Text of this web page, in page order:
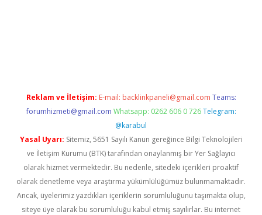
Reklam ve İletişim: E-mail: backlinkpaneli@gmail.com Teams:
forumhizmeti@gmail.com Whatsapp: 0262 606 0 726 Telegram:
@karabul
Yasal Uyarı: Sitemiz, 5651 Sayılı Kanun gereğince Bilgi Teknolojileri
ve İletişim Kurumu (BTK) tarafından onaylanmış bir Yer Sağlayıcı
olarak hizmet vermektedir. Bu nedenle, sitedeki içerikleri proaktif
olarak denetleme veya araştırma yükümlülüğümüz bulunmamaktadır.
Ancak, üyelerimiz yazdıkları içeriklerin sorumluluğunu taşımakta olup,
siteye üye olarak bu sorumluluğu kabul etmiş sayılırlar. Bu internet